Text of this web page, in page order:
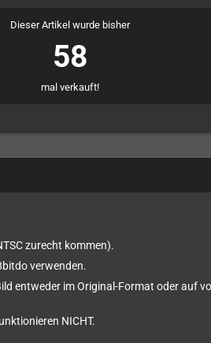
Dieser Artikel wurde bisher
58
mal verkauft!
zurecht kommen).
verwenden.
entweder im Original-Format oder auf
NICHT.